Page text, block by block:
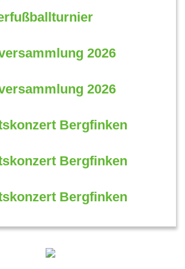
2026
2026
Bergfinken
Bergfinken
Bergfinken